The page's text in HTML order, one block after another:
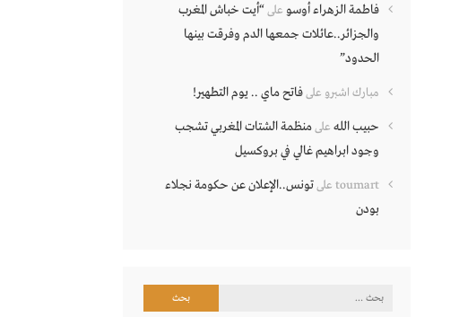
فاطمة الزهراء أوسو على“أيت خباش المغرب
والجزائر..عائلات جمعها الدم وفرقت بينها
الحدود”
مبارك اشبرو علىفاتح ماي .. يوم التطهير!
حبيب الله علىمنظمة الشتات المغربي تشجب
وجود ابراهيم غالي في بروكسيل
toumart علىتونس..الإعلان عن حكومة نجلاء
بودن
البحث